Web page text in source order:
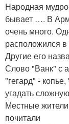
Народная
бывает …. В
очень много.
расположился в
Другие его
Слово "Ванк" с
"гегард" -
угадать
Местные
почитали